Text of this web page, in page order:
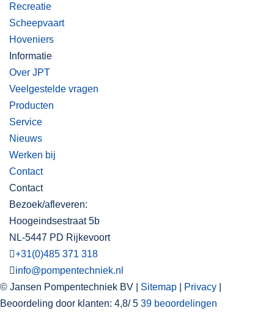
Recreatie
Scheepvaart
Hoveniers
Informatie
Over JPT
Veelgestelde vragen
Producten
Service
Nieuws
Werken bij
Contact
Contact
Bezoek/afleveren:
Hoogeindsestraat 5b
NL-5447 PD Rijkevoort
+31(0)485 371 318
info@pompentechniek.nl
© Jansen Pompentechniek BV | Sitemap Privacy
Beoordeling door klanten: 4,8/5 39 beoordelingen